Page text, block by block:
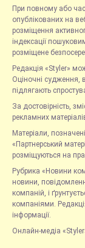
При повному або
опублікованих на
розміщення
індексації
розміщене
Редакція «Styler»
Оціночні судження,
підлягають
За достовірність,
рекламних
Матеріали,
«Партнерський
розміщуються на
Рубрика «Новини
новини,
компаній, і
компаніями.
інформації.
Онлайн-медіа